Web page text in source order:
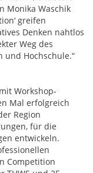
Monika Waschik
greifen
Denken nahtlos
Weg des
und Hochschule.“
Workshop-
Mal erfolgreich
Region
für die
entwickeln.
Competition